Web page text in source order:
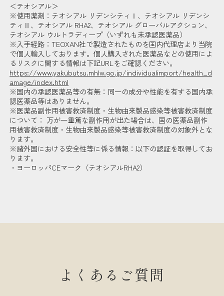
＜テオシアル＞
※使用薬剤：テオシアル リデンシティⅠ、テオシアル リデンシ
ティⅡ、テオシアル RHA2、テオシアル グローバルアクション、
テオシアル ウルトラディープ（いずれも未承認医薬品）
※入手経路：TEOXAN社で製造されたものを国内代理店より当院
で個人輸入しております。個人購入された医薬品などの使用によ
るリスクに関する情報は下記URLをご確認ください。
https://www.yakubutsu.mhlw.go.jp/individualimport/health_d
amage/index.html
※国内の承認医薬品等の有無：同一の成分や性能を有する国内承
認医薬品等はありません。
※医薬品副作用被害救済制度・生物由来製品感染等被害救済制度
について： 万が一重篤な副作用が出た場合は、国の医薬品副作
用被害救済制度・生物由来製品感染等被害救済制度の対象外とな
ります。
※諸外国における安全性等に係る情報：以下の認証を取得してお
ります。
・ヨーロッパCEマーク（テオシアルRHA2）
よくあるご質問